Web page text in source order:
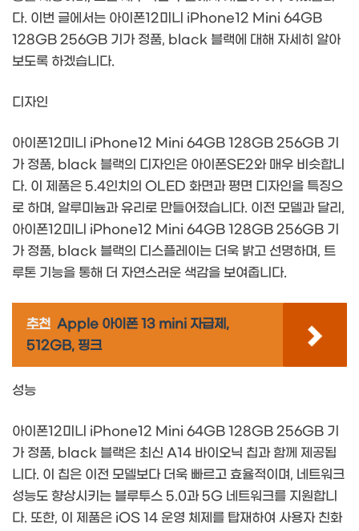
다. 이번 글에서는 아이폰12미니 iPhone12 Mini 64GB
128GB 256GB 기가 정품, black 블랙에 대해 자세히 알아
보도록 하겠습니다.
디자인
아이폰12미니 iPhone12 Mini 64GB 128GB 256GB 기
가 정품, black 블랙의 디자인은 아이폰SE2와 매우 비슷합니
다. 이 제품은 5.4인치의 OLED 화면과 평면 디자인을 특징으
로 하며, 알루미늄과 유리로 만들어졌습니다. 이전 모델과 달리,
아이폰12미니 iPhone12 Mini 64GB 128GB 256GB 기
가 정품, black 블랙의 디스플레이는 더욱 밝고 선명하며, 트
루톤 기능을 통해 더 자연스러운 색감을 보여줍니다.
추천 Apple 아이폰 13 mini 자급제,
512GB, 핑크
성능
아이폰12미니 iPhone12 Mini 64GB 128GB 256GB 기
가 정품, black 블랙은 최신 A14 바이오닉 칩과 함께 제공됩
니다. 이 칩은 이전 모델보다 더욱 빠르고 효율적이며, 네트워크
성능도 향상시키는 블루투스 5.0과 5G 네트워크를 지원합니
다. 또한, 이 제품은 iOS 14 운영 체제를 탑재하여 사용자 친화